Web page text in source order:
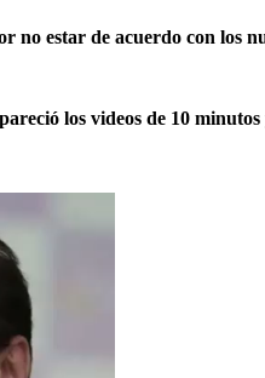
estar de acuerdo con los
los videos de 10